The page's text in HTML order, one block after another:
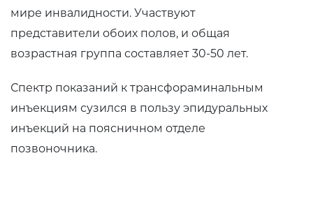
мире инвалидности. Участвуют
представители обоих полов, и общая
возрастная группа составляет 30-50 лет.
Спектр показаний к трансфораминальным
инъекциям сузился в пользу эпидуральных
инъекций на поясничном отделе
позвоночника.